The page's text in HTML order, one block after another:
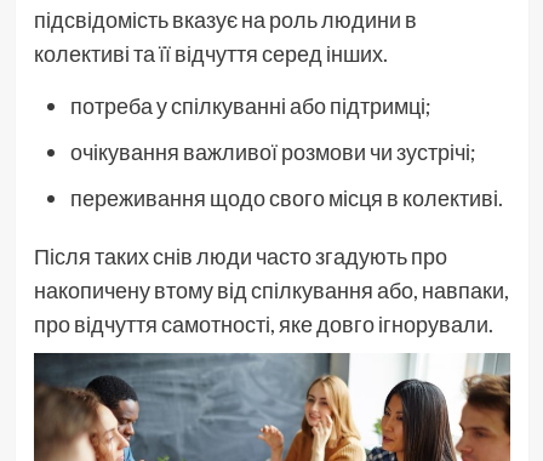
підсвідомість вказує на роль людини в
колективі та її відчуття серед інших.
потреба у спілкуванні або підтримці;
очікування важливої розмови чи зустрічі;
переживання щодо свого місця в колективі.
Після таких снів люди часто згадують про
накопичену втому від спілкування або, навпаки,
про відчуття самотності, яке довго ігнорували.